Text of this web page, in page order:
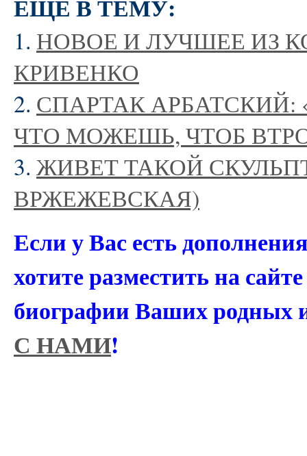
ЕЩЁ В ТЕМУ:
1. НОВОЕ И ЛУЧШЕЕ ИЗ
КРИВЕНКО
2. СПАРТАК АРБАТСКИЙ:
ЧТО МОЖЕШЬ, ЧТОБ
3. ЖИВЕТ ТАКОЙ
ВРЖЕЖЕВСКАЯ)
Если у Вас есть
хотите разместить на
биографии Ваших родных
С НАМИ!